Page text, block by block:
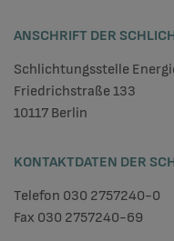
ANSCHRIFT DER
Schlichtungsstelle
Friedrichstraße 133
10117 Berlin
KONTAKTDATEN DER
Telefon 030 2757240-0
Fax 030 2757240-69